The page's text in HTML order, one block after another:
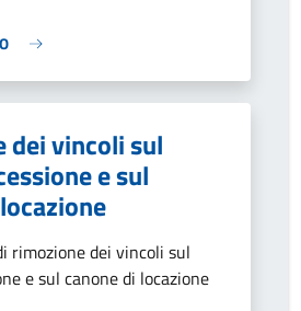
dei vincoli sul
e sul
rimozione dei vincoli sul
e sul canone di locazione